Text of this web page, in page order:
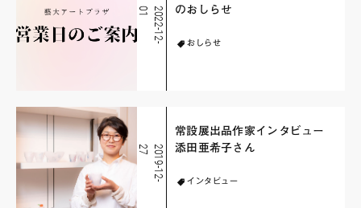
2
0
2
2
-
1
2
-
0
1
のおしらせ
おしらせ
2
0
1
9
-
1
2
-
2
7
常設展出品作家インタビュー
添田亜希子さん
インタビュー